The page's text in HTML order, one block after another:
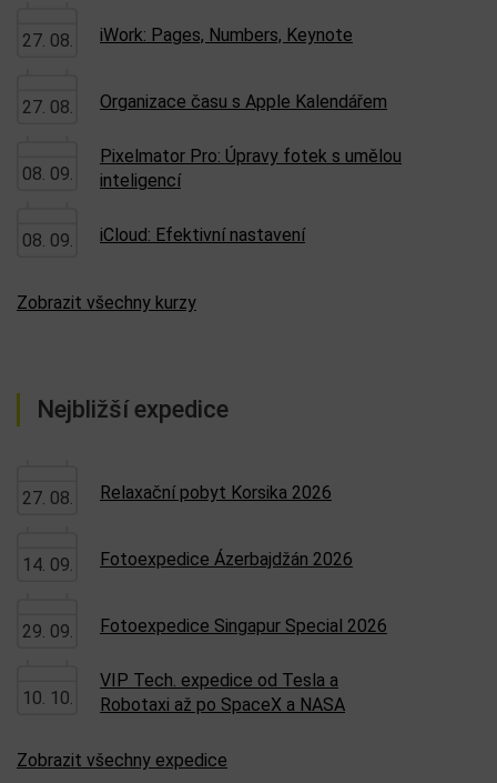
27. 08. iWork: Pages, Numbers, Keynote
27. 08. Organizace času s Apple Kalendářem
08. 09.
Pixelmator Pro: Úpravy fotek s umělou
inteligencí
08. 09. iCloud: Efektivní nastavení
Zobrazit všechny kurzy
Nejbližší expedice
27. 08. Relaxační pobyt Korsika 2026
14. 09. Fotoexpedice Ázerbajdžán 2026
29. 09. Fotoexpedice Singapur Special 2026
10. 10.
VIP Tech. expedice od Tesla a
Robotaxi až po SpaceX a NASA
Zobrazit všechny expedice